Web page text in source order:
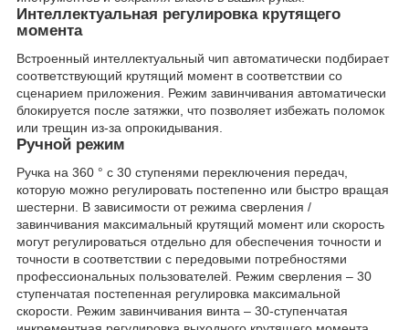
Интеллектуальная регулировка крутящего
момента
Встроенный интеллектуальный чип автоматически подбирает
соответствующий крутящий момент в соответствии со
сценарием приложения. Режим завинчивания автоматически
блокируется после затяжки, что позволяет избежать поломок
или трещин из-за опрокидывания.
Ручной режим
Ручка на 360 ° с 30 ступенями переключения передач,
которую можно регулировать постепенно или быстро вращая
шестерни. В зависимости от режима сверления /
завинчивания максимальный крутящий момент или скорость
могут регулироваться отдельно для обеспечения точности и
точности в соответствии с передовыми потребностями
профессиональных пользователей. Режим сверления – 30
ступенчатая постепенная регулировка максимальной
скорости. Режим завинчивания винта – 30-ступенчатая